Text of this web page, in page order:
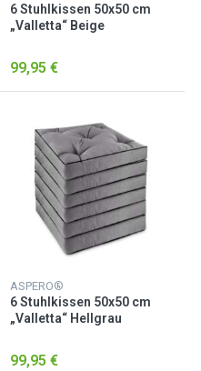
6 Stuhlkissen 50x50 cm
„Valletta“ Beige
99,95 €
ASPERO®
6 Stuhlkissen 50x50 cm
„Valletta“ Hellgrau
99,95 €